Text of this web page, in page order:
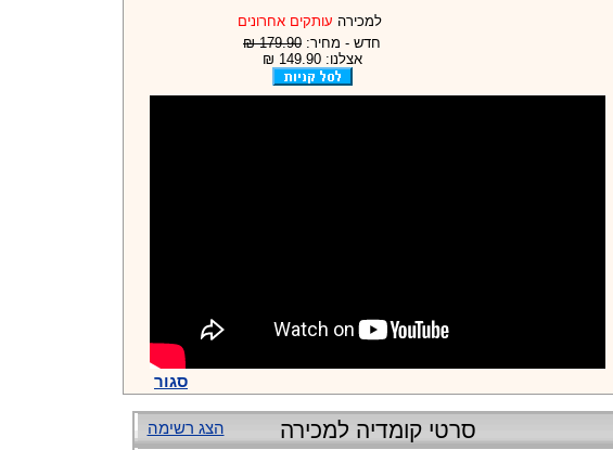
למכירה עותקים אחרונים
חדש - מחיר: 179.90 ₪
אצלנו: 149.90 ₪
סגור
הצג רשימה סרטי קומדיה למכירה